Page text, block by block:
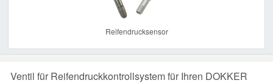
Reifendrucksensor
Ventil für Reifendruckkontrollsystem für Ihren DOKKER